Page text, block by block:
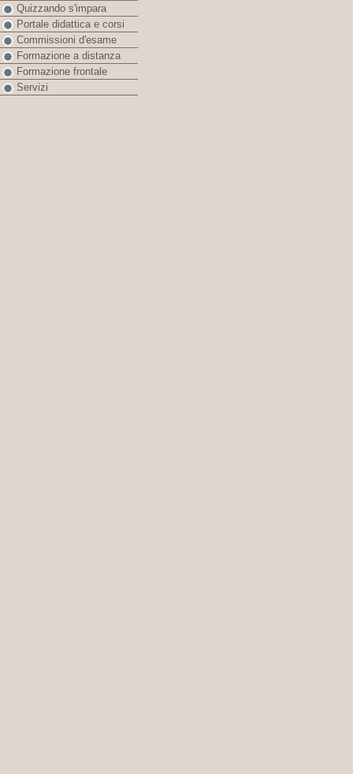
Quizzando s'impara
Portale didattica e corsi
Commissioni d'esame
Formazione a distanza
Formazione frontale
Servizi